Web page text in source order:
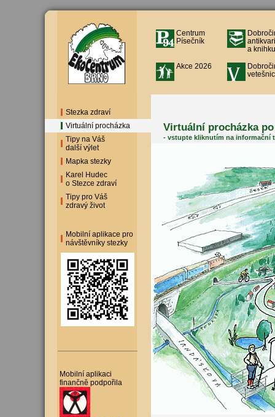
Centrum
Písečník
a
Akce 2026
Stezka zdraví
Virtuální procházka
Tipy na Váš
další výlet
Mapka stezky
Karel Hudec
o Stezce zdraví
Tipy pro Váš
zdravý život
Mobilní aplikace pro
návštěvníky stezky
Mobilní aplikaci
finančně podpořila
Virtuální procházka
- vstupte kliknutím na informační